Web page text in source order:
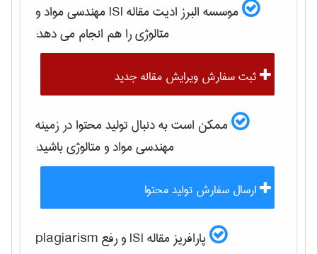
موسسه البرز ادیت مقاله ISI
مهندسی مواد و
متالوژیرا هم انجام می دهد:
ثبت سفارش ویرایش مقاله جدید
ممکن است به دنبال تولید محتوا در زمینه
مهندسی مواد و متالوژیباشید:
ارسال سفارش تولید محتوا
پارافریز مقاله ISI و رفع plagiarism